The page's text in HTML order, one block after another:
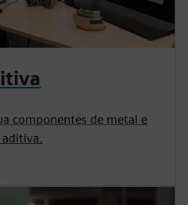
componentes de metal e